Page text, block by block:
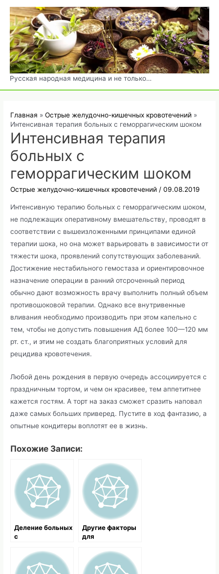
Перейти
содержимому
Русская народная медицина и не только…
Главная
Острые желудочно-кишечных кровотечений
Интенсивная терапия больных с геморрагическим шоком
Интенсивная терапия
больных с
геморрагическим шоком
Острые желудочно-кишечных кровотечений /09.08.2019
Интенсивную терапию больных с геморрагическим шоком,
не подлежащих оперативному вмешательству, проводят в
соответствии с вышеизложенными принципами единой
терапии шока, но она может варьировать в зависимости от
тяжести шока, проявлений сопутствующих заболеваний.
Достижение нестабильного гемостаза и ориентировочное
назначение операции в ранний отсроченный период
обычно дают возможность врачу выполнить полный объем
противошоковой терапии. Однако все внутривенные
вливания необходимо производить при этом капельно с
тем, чтобы не допустить повышения АД более 100—120 мм
рт. ст., и этим не создать благоприятных условий для
рецидива кровотечения.
Любой день рождения в первую очередь ассоциируется с
праздничным тортом, и чем он красивее, тем аппетитнее
кажется гостям. А торт на заказ сможет сразить наповал
даже самых больших приверед. Пустите в ход фантазию, а
опытные кондитеры воплотят ее в жизнь.
Похожие Записи:
Деление больных
с
шоком на три
группы
Другие факторы
для
желудочного
кровотечения